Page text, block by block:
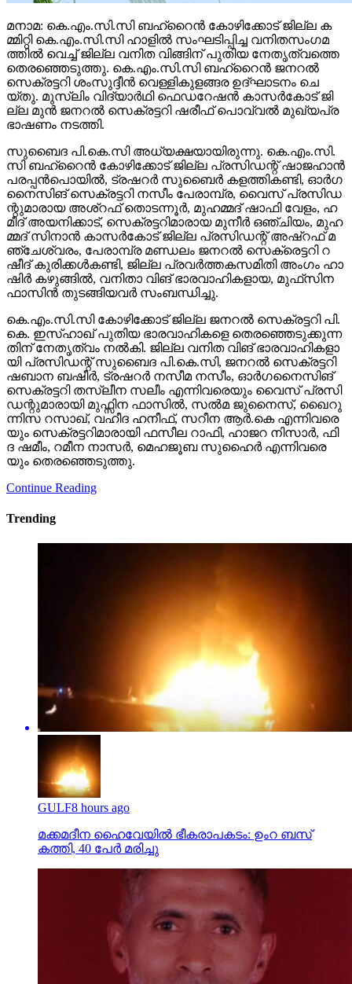
മ​നാ​മ: കെ.​എം.​സി.​സി ബ​ഹ്‌​റൈ​ൻ കോ​ഴി​ക്കോ​ട് ജി​ല്ല ക​
മ്മി​റ്റി കെ.​എം.​സി.​സി ഹാ​ളി​ൽ സം​ഘ​ടി​പ്പി​ച്ച വ​നി​ത​സം​ഗ​മ​
ത്തി​ൽ വെ​ച്ച് ജി​ല്ല വ​നി​ത വി​ങ്ങി​ന് പു​തി​യ നേ​തൃ​ത്വ​ത്തെ
തെ​ര​ഞ്ഞെ​ടു​ത്തു. കെ.​എം.​സി.​സി ബ​ഹ്‌​റൈ​ൻ ജ​ന​റ​ൽ
സെ​ക്ര​ട്ട​റി ശം​സു​ദ്ദീ​ൻ വെ​ള്ളി​കു​ള​ങ്ങ​ര ഉ​ദ്ഘാ​ട​നം ചെ​
യ്തു. മു​സ്‍ലിം വി​ദ്യാ​ർ​ഥി ഫെ​ഡ​റേ​ഷ​ൻ കാ​സ​ർ​കോ​ട് ജി​
ല്ല മു​ൻ ജ​ന​റ​ൽ സെ​ക്ര​ട്ട​റി ഷ​രീ​ഫ് പൊ​വ്വ​ൽ മു​ഖ്യ​പ്ര​
ഭാ​ഷ​ണം ന​ട​ത്തി.
സു​ബൈ​ദ പി.​കെ.​സി അ​ധ്യ​ക്ഷ​യാ​യി​രു​ന്നു. കെ.​എം.​സി.​
സി ബ​ഹ്‌​റൈ​ൻ കോ​ഴി​ക്കോ​ട് ജി​ല്ല പ്ര​സി​ഡ​ന്റ് ഷാ​ജ​ഹാ​ൻ
പ​ര​പ്പ​ൻ​പൊ​യി​ൽ, ട്ര​ഷ​റ​ർ സു​ബൈ​ർ ക​ള​ത്തി​ക​ണ്ടി, ഓ​ർ​ഗ​
നൈ​സി​ങ് സെ​ക്ര​ട്ട​റി ന​സീം പേ​രാ​മ്പ്ര, വൈ​സ് പ്ര​സി​ഡ​
ന്റു​മാ​രാ​യ അ​ശ്റ​ഫ് തൊ​ട​ന്നൂ​ർ, മു​ഹ​മ്മ​ദ്‌ ഷാ​ഫി വേ​ളം, ഹ​
മീ​ദ് അ​യ​നി​ക്കാ​ട്, സെ​ക്ര​ട്ട​റി​മാ​രാ​യ മു​നീ​ർ ഒ​ഞ്ചി​യം, മു​ഹ​
മ്മ​ദ്‌ സി​നാ​ൻ കാ​സ​ർ​കോ​ട് ജി​ല്ല പ്ര​സി​ഡ​ന്റ് അ​ഷ്‌​റ​ഫ് മ​
ഞ്ചേ​ശ്വ​രം, പേ​രാ​മ്പ്ര മ​ണ്ഡ​ലം ജ​ന​റ​ൽ സെ​ക്രെ​ട്ട​റി റ​
ഷീ​ദ് കു​രി​ക്ക​ൾ​ക​ണ്ടി, ജി​ല്ല പ്ര​വ​ർ​ത്ത​ക​സ​മി​തി അം​ഗം ഹാ​
ഷി​ർ ക​ഴു​ങ്ങി​ൽ, വ​നി​താ വി​ങ് ഭാ​ര​വാ​ഹി​ക​ളാ​യ, മു​ഫ്‌​സി​ന
ഫാ​സി​ൻ തു​ട​ങ്ങി​യ​വ​ർ സം​ബ​ന്ധി​ച്ചു.
കെ.​എം.​സി.​സി കോ​ഴി​ക്കോ​ട് ജി​ല്ല ജ​ന​റ​ൽ സെ​ക്ര​ട്ട​റി പി.​
കെ. ഇ​സ്ഹാ​ഖ് പു​തി​യ ഭാ​ര​വാ​ഹി​ക​ളെ തെ​ര​ഞ്ഞെ​ടു​ക്കു​ന്ന​
തി​ന് നേ​തൃ​ത്വം ന​ൽ​കി. ജി​ല്ല വ​നി​ത വി​ങ് ഭാ​ര​വാ​ഹി​ക​ളാ​
യി പ്ര​സി​ഡ​ന്റ് സു​ബൈ​ദ പി.​കെ.​സി, ജ​ന​റ​ൽ സെ​ക്ര​ട്ട​റി
ഷ​ബാ​ന ബ​ഷീ​ർ, ട്ര​ഷ​റ​ർ ന​സീ​മ ന​സീം, ഓ​ർ​ഗ​നൈ​സി​ങ്
സെ​ക്ര​ട്ട​റി ത​സ്‌​ലീ​ന സ​ലീം എ​ന്നി​വ​രെ​യും വൈ​സ് പ്ര​സി​
ഡ​ന്റു​മാ​രാ​യി മു​ഫ്സി​ന ഫാ​സി​ൽ, സ​ൽ​മ ജു​നൈ​സ്, ഖൈ​റു​
ന്നി​സ റ​സാ​ഖ്‌, വ​ഹീ​ദ ഹ​നീ​ഫ്, സ​റീ​ന ആ​ർ.​കെ എ​ന്നി​വ​രെ​
യും സെ​ക്ര​ട്ട​റി​മാ​രാ​യി ഫ​സീ​ല റാ​ഫി, ഹാ​ജ​റ നി​സാ​ർ, ഫി​
ദ ഷ​മീം, റ​മീ​ന നാ​സ​ർ, മെ​ഹ​ജൂ​ബ സു​ഹൈ​ർ എ​ന്നി​വ​രെ​
യും തെ​ര​ഞ്ഞെ​ടു​ത്തു.
Continue Reading
Trending
GULF8 hours ago
മക്കമദീന ഹൈവേയില്‍ ഭീകരാപകടം: ഉംറ ബസ്
കത്തി, 40 പേര്‍ മരിച്ചു